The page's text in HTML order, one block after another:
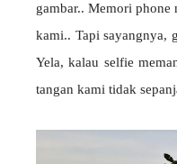
gambar.. Memori phone
kami.. Tapi sayangnya,
Yela, kalau selfie
tangan kami tidak